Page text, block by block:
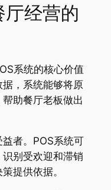
经营的
系统的核心价值
，系统能够将原
助餐厅老板做出
者。POS系统可
别受欢迎和滞销
策提供依据。